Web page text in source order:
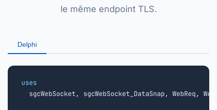
le même endpoint TLS.
Delphi
uses
sgcWebSocket, sgcWebSocket_DataSnap, WebReq,